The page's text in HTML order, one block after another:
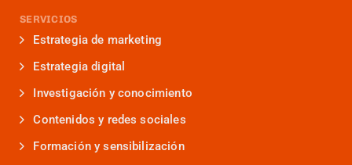
SERVICIOS
Estrategia de marketing
Estrategia digital
Investigación y conocimiento
Contenidos y redes sociales
Formación y sensibilización